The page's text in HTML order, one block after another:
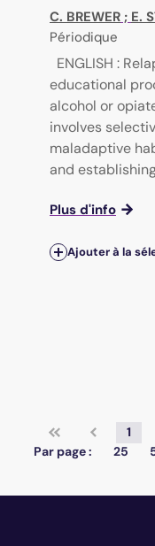
C. BREWER ; E.
Périodique
ENGLISH :
educational
alcohol or
involves
maladaptive
and
Plus d'info
Ajouter à la
1
Par page :
25